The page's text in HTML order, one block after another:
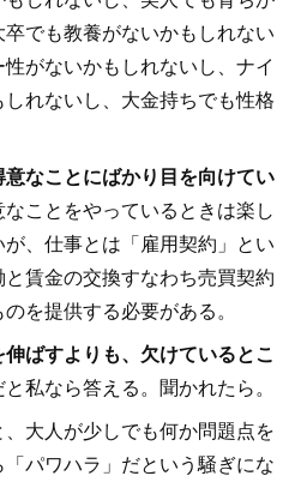
でも教養がないかもしれない
がないかもしれないし、ナイ
れないし、大金持ちでも性格
意なことにばかり目を向けてい
ことをやっているときは楽し
、仕事とは「雇用契約」とい
賃金の交換すなわち売買契約
を提供する必要がある。
ばすよりも、欠けているとこ
と私なら答える。聞かれたら。
大人が少しでも何か問題点を
パワハラ」だという騒ぎにな